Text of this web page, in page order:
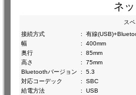
ネッ
ス
接続方式
:
有線
幅
:
400mm
奥行
:
85mm
高さ
:
75mm
Bluetoothバージョン
:
5.3
対応コーデック
:
SBC
給電方法
:
USB